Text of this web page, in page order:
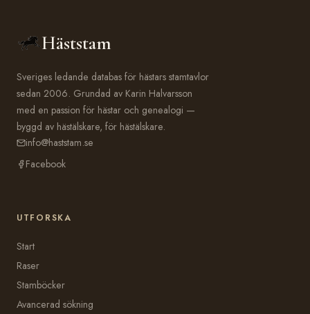
Häststam
Sveriges ledande databas för hästars stamtavlor
sedan 2006. Grundad av Karin Halvarsson
med en passion för hästar och genealogi —
byggd av hästälskare, för hästälskare.
info@haststam.se
Facebook
UTFORSKA
Start
Raser
Stamböcker
Avancerad sökning